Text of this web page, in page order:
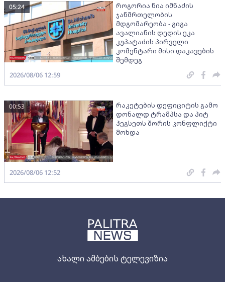
ახალი ამბების ტელევიზია
როგორია ნია იმნაძის
ჯანმრთელობის
მდგომარეობა - გიგა
ავალიანის დედის ეკა
კუპატაძის პირველი
კომენტარი მისი დაკავების
შემდეგ
05:24
2026/08/06 12:59
რაკეტების დეფიციტის გამო
დონალდ ტრამპსა და პიტ
ჰეგსეთს შორის კონფლიქტი
მოხდა
00:53
2026/08/06 12:52